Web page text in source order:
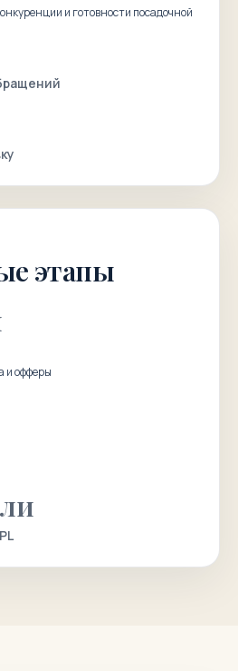
и готовности посадочной
этапы
и офферы